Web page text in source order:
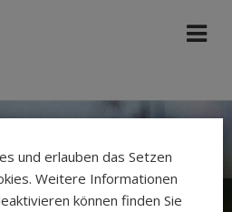
und erlauben das Setzen
Weitere Informationen
können finden Sie